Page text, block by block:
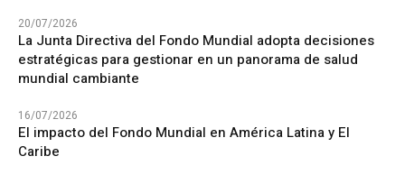
20/07/2026
La Junta Directiva del Fondo Mundial adopta decisiones
estratégicas para gestionar en un panorama de salud
mundial cambiante
16/07/2026
El impacto del Fondo Mundial en América Latina y El
Caribe